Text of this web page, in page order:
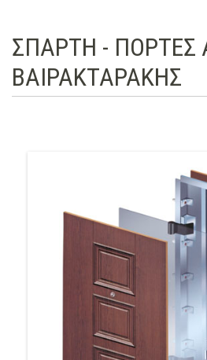
ΣΠΑΡΤΗ - ΠΟΡΤΕΣ
ΒΑΙΡΑΚΤΑΡΑΚΗΣ